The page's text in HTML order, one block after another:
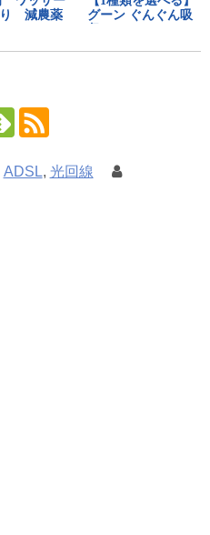
ADSL, 光回線